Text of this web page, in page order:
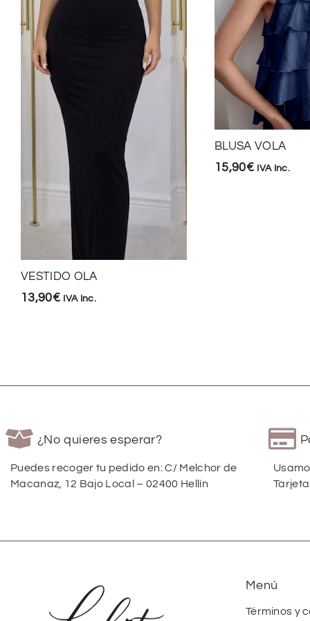
VESTIDO OLA
13,90€ IVA Inc.
BLUSA VOLA
15,90€ IVA Inc.
¿No quieres esperar?
Puedes recoger tu pedido en: C/ Melchor de
Macanaz, 12 Bajo Local – 02400 Hellín
Menú
Términos y